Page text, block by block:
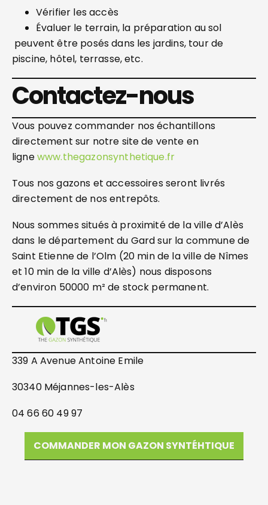
Vérifier les accès
Évaluer le terrain, la préparation au sol
peuvent être posés dans les jardins, tour de
piscine, hôtel, terrasse, etc.
Contactez-nous
Vous pouvez commander nos échantillons
directement sur notre site de vente en
lignewww.thegazonsynthetique.fr
Tous nos gazons et accessoires seront livrés
directement de nos entrepôts.
Nous sommes situés à proximité de la ville d’Alès
dans le département du Gard sur la commune de
Saint Etienne de l’Olm (20 min de la ville de Nîmes
et 10 min de la ville d’Alès) nous disposons
d’environ 50000 m² de stock permanent.
339 A Avenue Antoine Emile
30340 Méjannes-les-Alès
04 66 60 49 97
COMMANDER MON GAZON SYNTÉHTIQUE